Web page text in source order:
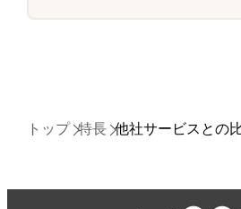
トップ 特長 他社サービスとの